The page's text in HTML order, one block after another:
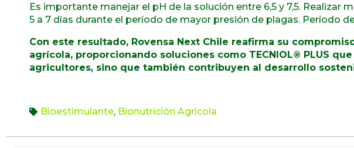
Es importante manejar el pH de la solución entre 6,5 y 7,5. Realizar
5 a 7 días durante el período de mayor presión de plagas. Período
Con este resultado, Rovensa Next Chile reafirma su
agrícola, proporcionando soluciones como TECNIOL® PLUS
agricultores, sino que también contribuyen al desarrollo
Bioestimulante, Bionutrición Agrícola